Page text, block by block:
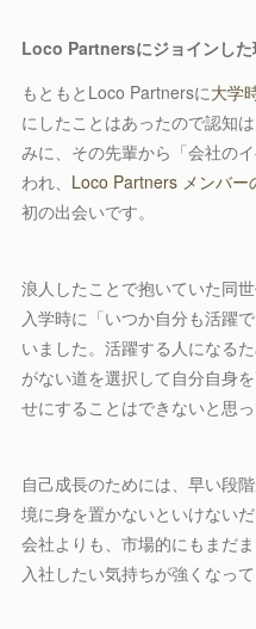
Loco Partnersにジョインした
もともとLoco Partnersに大学
にしたことはあったので認知
みに、その先輩から「会社の
われ、 Loco Partners メンバー
初の出会いです。
浪人したことで抱いていた同
入学時に「いつか自分も活躍
いました。活躍する人になる
がない道を選択して自分自身
せにすることはできないと思っ
自己成長のためには、早い段
境に身を置かないといけない
会社よりも、市場的にもまだ
入社したい気持ちが強くなって